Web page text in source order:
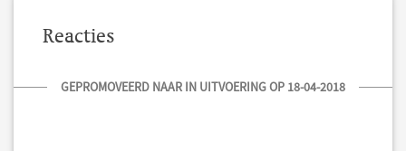
Reacties
GEPROMOVEERD NAAR IN UITVOERING OP 18-04-2018